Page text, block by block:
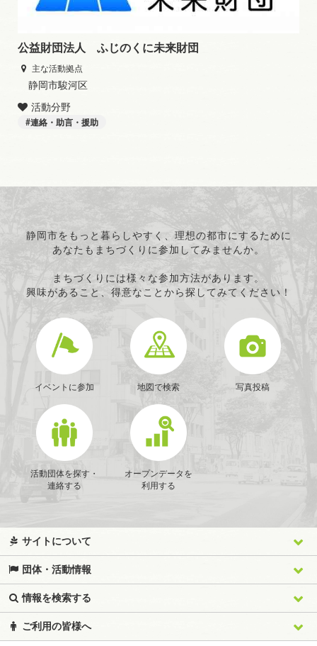
公益財団法人 ふじのくに未来財団
主な活動拠点
静岡市駿河区
活動分野
連絡・助言・援助
静岡市をもっと暮らしやすく、理想の都市にするために
あなたもまちづくりに参加してみませんか。
まちづくりには様々な参加方法があります。
興味があること、得意なことから探してみてください！
イベントに参加 地図で検索 写真投稿
活動団体を探す・
連絡する
オープンデータを
利用する
サイトについて
団体・活動情報
情報を検索する
ご利用の皆様へ